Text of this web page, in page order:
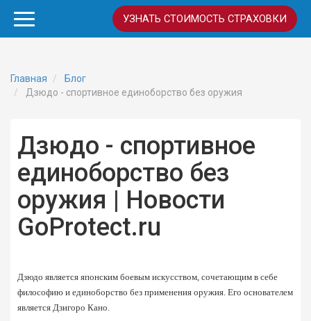
УЗНАТЬ СТОИМОСТЬ СТРАХОВКИ
Главная
Блог
Дзюдо - спортивное единоборство без оружия
Дзюдо - спортивное
единоборство без
оружия | Новости
GoProtect.ru
Дзюдо является японским боевым искусством, сочетающим в себе
философию и единоборство без применения оружия. Его основателем
является Дзигоро Кано.